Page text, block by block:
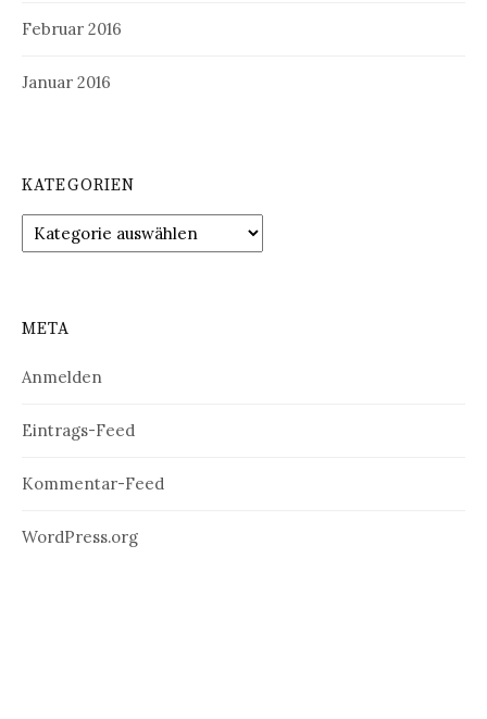
Februar 2016
Januar 2016
KATEGORIEN
Kategorien
META
Anmelden
Eintrags-Feed
Kommentar-Feed
WordPress.org